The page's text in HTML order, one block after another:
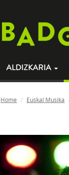
ALDIZKARIA
Home Euskal Musika